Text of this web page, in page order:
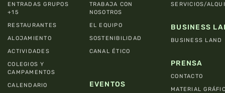
ENTRADAS GRUPOS
+15
RESTAURANTES
ALOJAMIENTO
ACTIVIDADES
COLEGIOS Y
CAMPAMENTOS
CALENDARIO
TRABAJA CON
NOSOTROS
EL EQUIPO
SOSTENIBILIDAD
CANAL ÉTICO
EVENTOS
SERVICIOS/
BUSINESS
BUSINESS LAND
PRENSA
CONTACTO
MATERIAL